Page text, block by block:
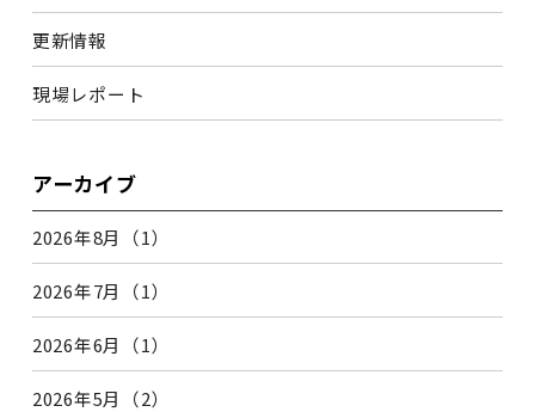
更新情報
現場レポート
アーカイブ
2026年8月（1）
2026年7月（1）
2026年6月（1）
2026年5月（2）